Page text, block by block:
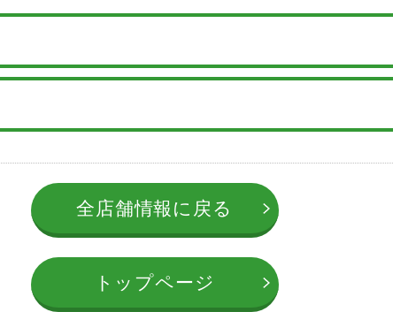
全店舗情報に戻る
トップページ